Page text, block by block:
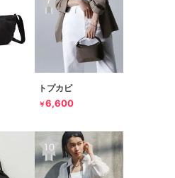
トプカピ
￥6,600